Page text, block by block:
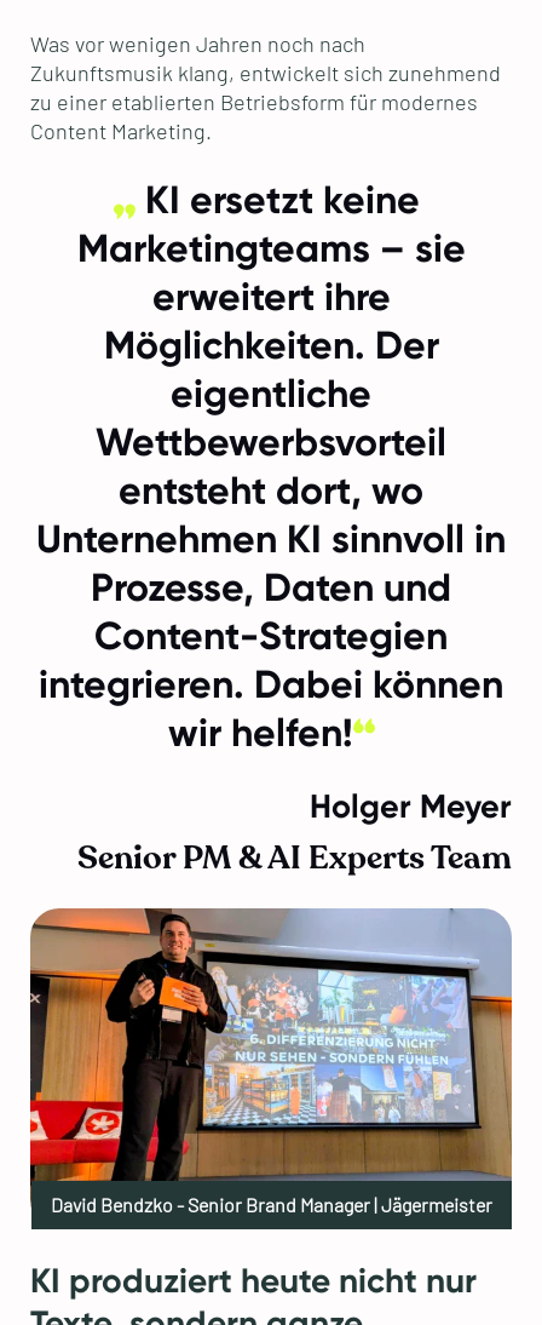
Was vor wenigen Jahren noch nach
Zukunftsmusik klang, entwickelt sich zunehmend
zu einer etablierten Betriebsform für modernes
Content Marketing.
KI ersetzt keine
Marketingteams – sie
erweitert ihre
Möglichkeiten. Der
eigentliche
Wettbewerbsvorteil
entsteht dort, wo
Unternehmen KI sinnvoll in
Prozesse, Daten und
Content-Strategien
integrieren. Dabei können
wir helfen!
Holger Meyer
Senior PM & AI Experts Team
David Bendzko - Senior Brand Manager | Jägermeister
KI produziert heute nicht nur